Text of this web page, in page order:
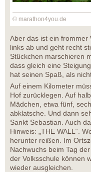
© marathon4you.de
Aber das ist ein frommer
links ab und geht recht
Stückchen marschieren
dass gleich eine
hat seinen Spaß, als
Auf einem Kilometer
Hof zurücklegen. Auf
Mädchen, etwa fünf,
abklatsche. Und dann
Sankt Sebastian. Auch
Hinweis: „THE WALL“.
herunter reißen. Im
Nachwuchs beim Tag
der Volksschule können
wieder ausgleichen.